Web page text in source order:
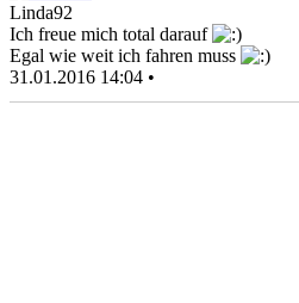
Linda92
Ich freue mich total darauf
Egal wie weit ich fahren muss
31.01.2016 14:04 •